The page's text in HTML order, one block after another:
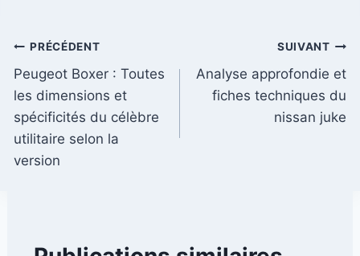
Navigation
de
l’article
PRÉCÉDENT
Peugeot Boxer : Toutes
les dimensions et
spécificités du célèbre
utilitaire selon la
version
SUIVANT
Analyse approfondie et
fiches techniques du
nissan juke